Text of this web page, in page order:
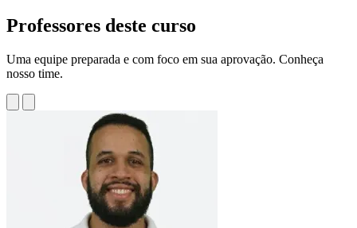
Professores deste curso
Uma equipe preparada e com foco em sua aprovação. Conheça
nosso time.